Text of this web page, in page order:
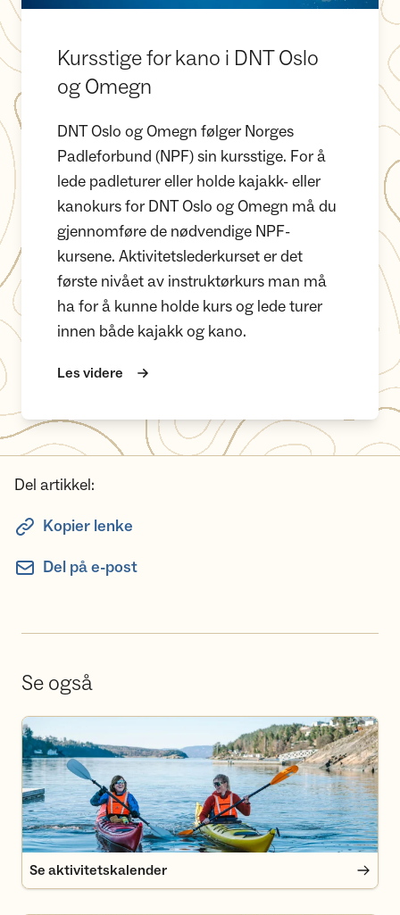
Kursstige for kano i DNT Oslo
og Omegn
DNT Oslo og Omegn følger Norges
Padleforbund (NPF) sin kursstige. For å
lede padleturer eller holde kajakk- eller
kanokurs for DNT Oslo og Omegn må du
gjennomføre de nødvendige NPF-
kursene. Aktivitetslederkurset er det
første nivået av instruktørkurs man må
ha for å kunne holde kurs og lede turer
innen både kajakk og kano.
Les videre
Del artikkel:
Kopier lenke
Del på e-post
Se også
Se aktivitetskalender
Se aktivitetskalender